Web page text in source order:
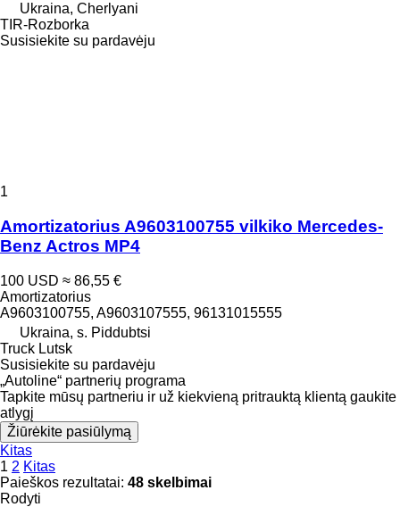
Ukraina, Cherlyani
TIR-Rozborka
Susisiekite su pardavėju
1
Amortizatorius A9603100755 vilkiko Mercedes-
Benz Actros MP4
100 USD ≈ 86,55 €
Amortizatorius
A9603100755, A9603107555, 96131015555
Ukraina, s. Piddubtsi
Truck Lutsk
Susisiekite su pardavėju
„Autoline“ partnerių programa
Tapkite mūsų partneriu ir už kiekvieną pritrauktą klientą gaukite
atlygį
Žiūrėkite pasiūlymą
Kitas
1 2 Kitas
Paieškos rezultatai: 48 skelbimai
Rodyti